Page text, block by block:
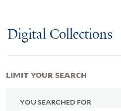
Digital Collections
YOU SEARCHED FOR
LIMIT YOUR SEARCH